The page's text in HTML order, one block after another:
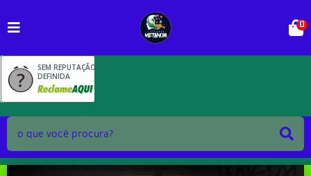
SEM REPUTAÇÃO
DEFINIDA
0